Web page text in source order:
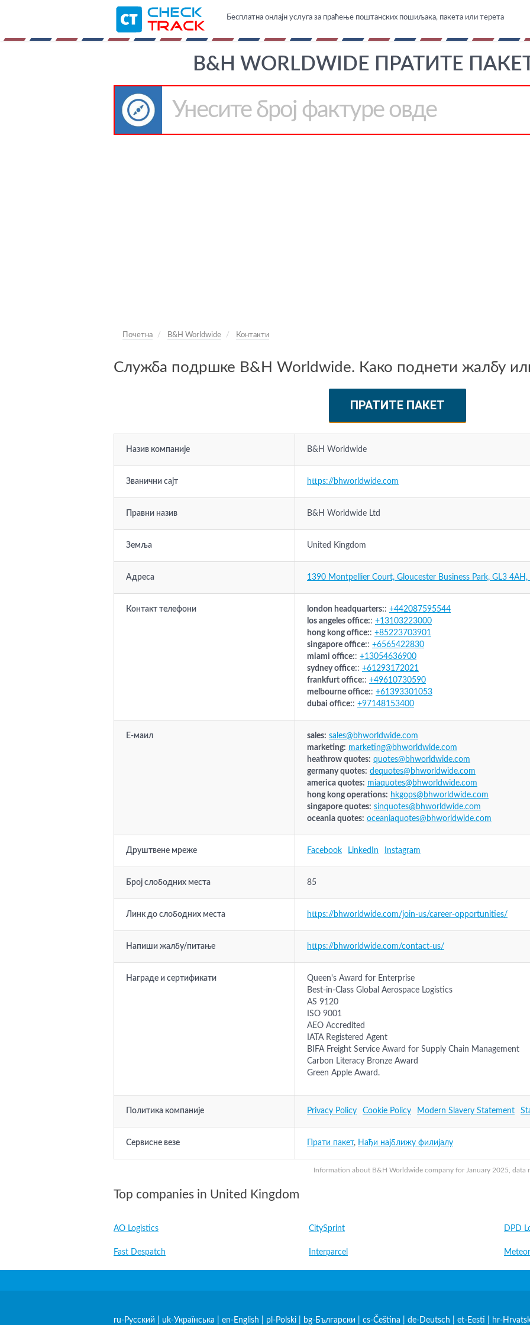
Бесплатна онлајн услуга за праћење поштанских пошиљака, пакета или терета
B&H WORLDWIDE ПРАТИТЕ
Почетна B&H Worldwide Контакти
Служба подршке B&H Worldwide. Како поднети жалбу
ПРАТИТЕ ПАКЕТ
Information about B&H Worldwide company for January 2025, data
Назив компаније B&H Worldwide
Званични сајт https://bhworldwide.com
Правни назив B&H Worldwide Ltd
Земља United Kingdom
Адреса 1390 Montpellier Court, Gloucester Business Park, GL3
Контакт телефони london headquarters:: +442087595544
los angeles office:: +13103223000
hong kong office:: +85223703901
singapore office:: +6565422830
miami office:: +13054636900
sydney office:: +61293172021
frankfurt office:: +49610730590
melbourne office:: +61393301053
dubai office:: +97148153400
Е-маил sales: sales@bhworldwide.com
marketing: marketing@bhworldwide.com
heathrow quotes: quotes@bhworldwide.com
germany quotes: dequotes@bhworldwide.com
america quotes: miaquotes@bhworldwide.com
hong kong operations: hkgops@bhworldwide.com
singapore quotes: sinquotes@bhworldwide.com
oceania quotes: oceaniaquotes@bhworldwide.com
Друштвене мреже Facebook LinkedIn Instagram
Број слободних места 85
Линк до слободних места https://bhworldwide.com/join-us/career-opportunities/
Напиши жалбу/питање https://bhworldwide.com/contact-us/
Награде и сертификати
Queen's Award for Enterprise
Best-in-Class Global Aerospace Logistics
AS 9120
ISO 9001
AEO Accredited
IATA Registered Agent
BIFA Freight Service Award for Supply Chain Management
Carbon Literacy Bronze Award
Green Apple Award.
Политика компаније Privacy Policy Cookie Policy Modern Slavery Statement
Сервисне везе Прати пакет, Нађи најближу филијалу
Top companies in United Kingdom
AO Logistics CitySprint DPD
Fast Despatch Interparcel
ru-Русский uk-Українська en-English pl-Polski bg-Български cs-Čeština de-Deutsch et-Eesti hr-